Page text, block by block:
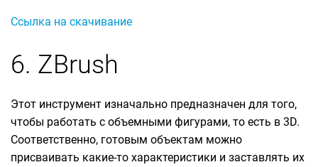
Ссылка на скачивание
6. ZBrush
Этот инструмент изначально предназначен для того,
чтобы работать с объемными фигурами, то есть в 3D.
Соответственно, готовым объектам можно
присваивать какие-то характеристики и заставлять их